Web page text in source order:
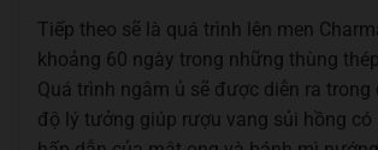
Tiếp theo sẽ là quá trình lên men
khoảng 60 ngày trong những thùng
Quá trình ngâm ủ sẽ được diễn ra trong
độ lý tưởng giúp rượu vang sủi hồng